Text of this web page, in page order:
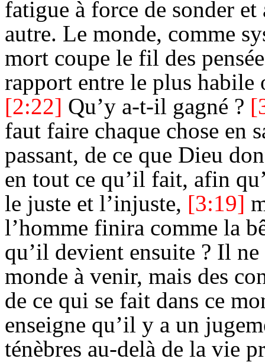
fatigue à force de sonder
autre. Le monde, comme
mort coupe le fil des
rapport entre le plus
[2:22] Qu’y a-t-il gagné ?
faut faire chaque chose en
passant, de ce que Dieu
en tout ce qu’il fait, afin
le juste et l’injuste, [3:19]
l’homme finira comme la
qu’il devient ensuite ? Il
monde à venir, mais des
de ce qui se fait dans ce
enseigne qu’il y a un
ténèbres au-delà de la vie